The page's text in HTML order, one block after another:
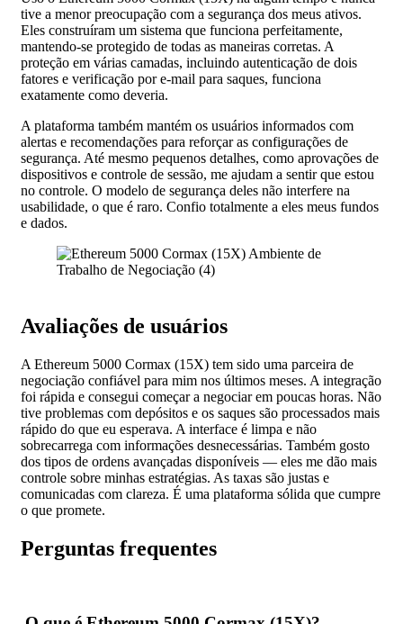
tive a menor preocupação com a segurança dos meus ativos.
Eles construíram um sistema que funciona perfeitamente,
mantendo-se protegido de todas as maneiras corretas. A
proteção em várias camadas, incluindo autenticação de dois
fatores e verificação por e-mail para saques, funciona
exatamente como deveria.
A plataforma também mantém os usuários informados com
alertas e recomendações para reforçar as configurações de
segurança. Até mesmo pequenos detalhes, como aprovações de
dispositivos e controle de sessão, me ajudam a sentir que estou
no controle. O modelo de segurança deles não interfere na
usabilidade, o que é raro. Confio totalmente a eles meus fundos
e dados.
Avaliações de usuários
A Ethereum 5000 Cormax (15X) tem sido uma parceira de
negociação confiável para mim nos últimos meses. A integração
foi rápida e consegui começar a negociar em poucas horas. Não
tive problemas com depósitos e os saques são processados mais
rápido do que eu esperava. A interface é limpa e não
sobrecarrega com informações desnecessárias. Também gosto
dos tipos de ordens avançadas disponíveis — eles me dão mais
controle sobre minhas estratégias. As taxas são justas e
comunicadas com clareza. É uma plataforma sólida que cumpre
o que promete.
Perguntas frequentes